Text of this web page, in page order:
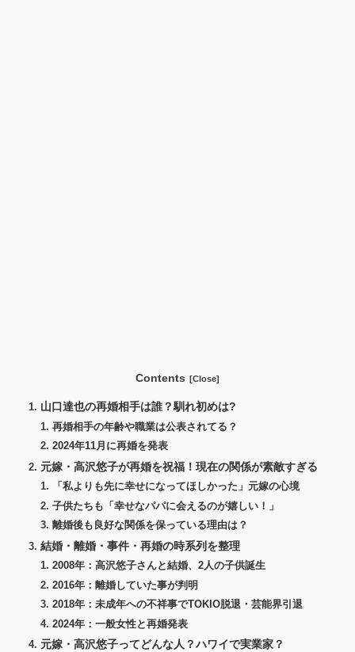
Contents
山口達也の再婚相手は誰？馴れ初めは?
再婚相手の年齢や職業は公表されてる？
2024年11月に再婚を発表
元嫁・高沢悠子が再婚を祝福！現在の関係が素敵すぎる
「私よりも先に幸せになってほしかった」元嫁の心境
子供たちも「幸せなパパに会えるのが嬉しい！」
離婚後も良好な関係を保っている理由は？
結婚・離婚・事件・再婚の時系列を整理
2008年：高沢悠子さんと結婚、2人の子供誕生
2016年：離婚していた事が判明
2018年：未成年への不祥事でTOKIO脱退・芸能界引退
2024年：一般女性と再婚発表
元嫁・高沢悠子ってどんな人？ハワイで実業家？